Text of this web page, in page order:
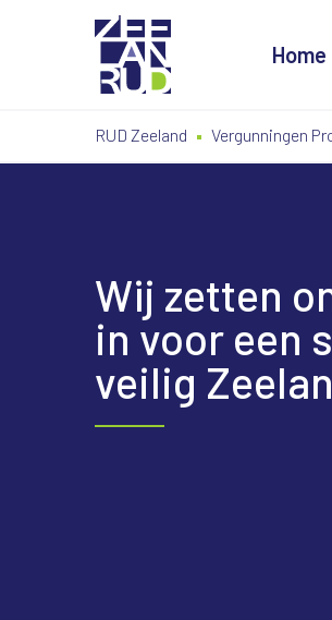
de
de
Home
RUD Zeeland Vergunningen
Wij zetten
in voor een
veilig